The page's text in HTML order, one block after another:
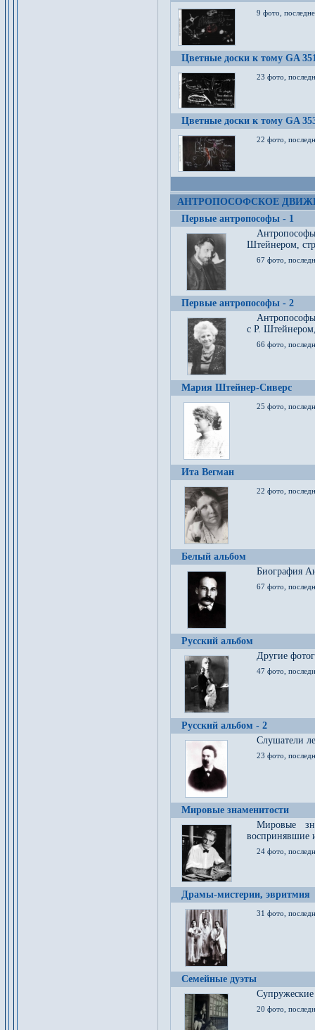
9 фото,
Цветные доски к тому GA
23 фото,
Цветные доски к тому GA
22 фото,
АНТРОПОСОФСКОЕ
Первые антропософы - 1
Штейнером,
67 фото,
Первые антропософы - 2
с Р.
66 фото,
Мария Штейнер-Сиверс
25 фото,
Ита Вегман
22 фото,
Белый альбом
Биография
67 фото,
Русский альбом
Другие
47 фото,
Русский альбом - 2
Cлушатели
23 фото,
Мировые знаменитости
Мировые
воспринявшие
24 фото,
Драмы-мистерии, эвритмия
31 фото,
Семейные дуэты
20 фото,